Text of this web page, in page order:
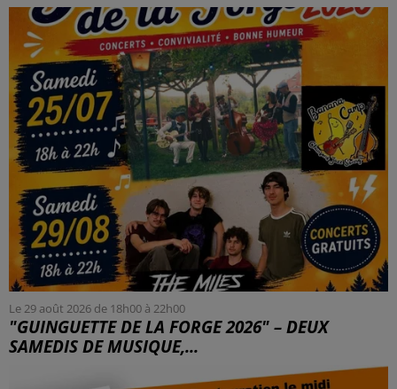
Le 29 août 2026 de 18h00 à 22h00
"GUINGUETTE DE LA FORGE 2026" – DEUX
SAMEDIS DE MUSIQUE,...